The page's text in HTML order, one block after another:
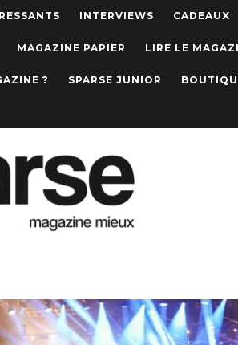
INTERVIEWS CADEAUX
MAGAZINE PAPIER LIRE LE
? SPARSE JUNIOR